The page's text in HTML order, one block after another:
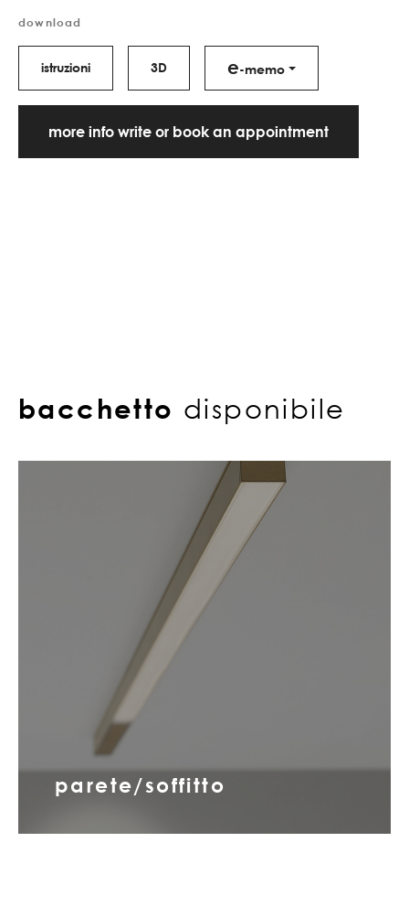
download
istruzioni 3D e-memo
more info write or book an appointment
bacchetto disponibile
parete/soffitto